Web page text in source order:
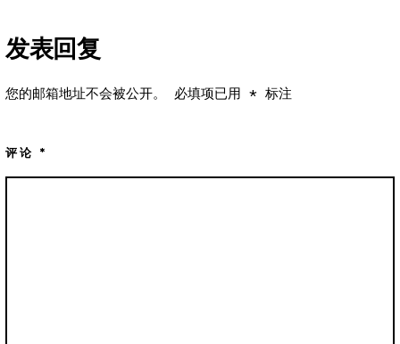
发表回复
您的邮箱地址不会被公开。 必填项已用* 标注
评论*